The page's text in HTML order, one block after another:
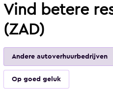
Vind betere
(ZAD)
Andere autoverhuurbedrijven
Op goed geluk